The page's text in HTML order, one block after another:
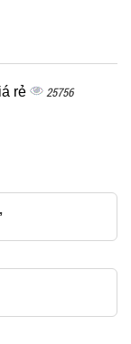
rẻ 25756